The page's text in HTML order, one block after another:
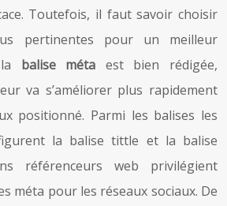
Toutefois, il faut savoir choisir
pertinentes pour un meilleur
balise méta est bien rédigée,
va s’améliorer plus rapidement
positionné. Parmi les balises les
la balise tittle et la balise
référenceurs web privilégient
méta pour les réseaux sociaux. De